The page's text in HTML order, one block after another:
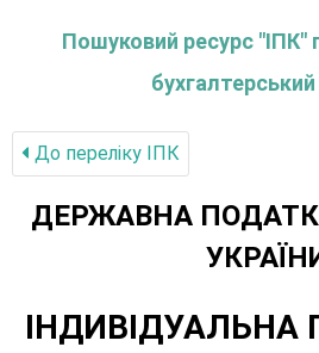
Пошуковий ресурс "ІПК"
бухгалтерський
До переліку IПК
ДЕРЖАВНА
ІНДИВІДУАЛЬНА